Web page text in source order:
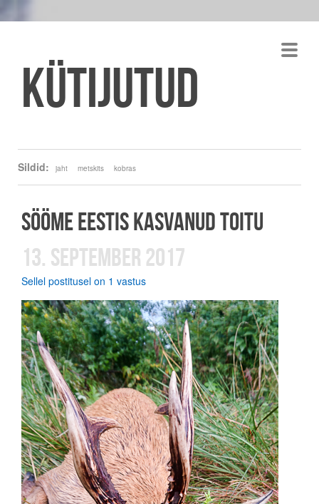
Kütijutud
Sildid: jaht metskits kobras
SÖÖME EESTIS KASVANUD TOITU
13. SEPTEMBER 2017
Sellel postitusel on 1 vastus